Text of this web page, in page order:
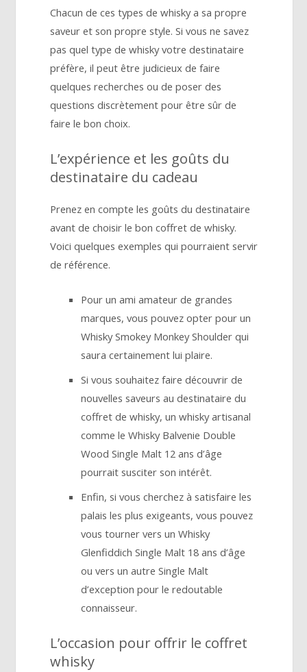
Chacun de ces types de whisky a sa propre
saveur et son propre style. Si vous ne savez
pas quel type de whisky votre destinataire
préfère, il peut être judicieux de faire
quelques recherches ou de poser des
questions discrètement pour être sûr de
faire le bon choix.
L’expérience et les goûts du
destinataire du cadeau
Prenez en compte les goûts du destinataire
avant de choisir le bon coffret de whisky.
Voici quelques exemples qui pourraient servir
de référence.
Pour un ami amateur de grandes
marques, vous pouvez opter pour un
Whisky Smokey Monkey Shoulder qui
saura certainement lui plaire.
Si vous souhaitez faire découvrir de
nouvelles saveurs au destinataire du
coffret de whisky, un whisky artisanal
comme le Whisky Balvenie Double
Wood Single Malt 12 ans d’âge
pourrait susciter son intérêt.
Enfin, si vous cherchez à satisfaire les
palais les plus exigeants, vous pouvez
vous tourner vers un Whisky
Glenfiddich Single Malt 18 ans d’âge
ou vers un autre Single Malt
d’exception pour le redoutable
connaisseur.
L’occasion pour offrir le coffret
whisky